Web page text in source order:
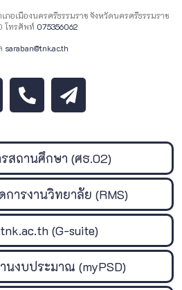
ภอเมืองนครศรีธรรมราช จังหวัดนครศรีธรรมราช
โทรศัพท์ 075356062
saraban@tnk.ac.th
สถานศึกษา (ศธ.02)
ารงานวิทยาลัย (RMS)
(G-suite)
นงบประมาณ (myPSD)